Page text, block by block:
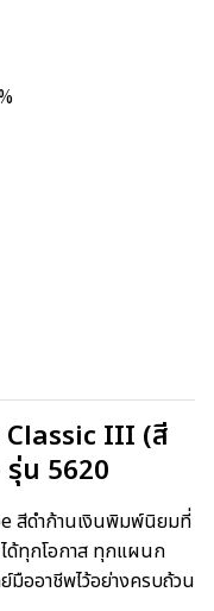
III (สี
น 5620
สีดำก้านเงินพิมพ์นิยมที่
ด้ทุกโอกาส ทุกแผนก
ออาชีพไว้อย่างครบถ้วน